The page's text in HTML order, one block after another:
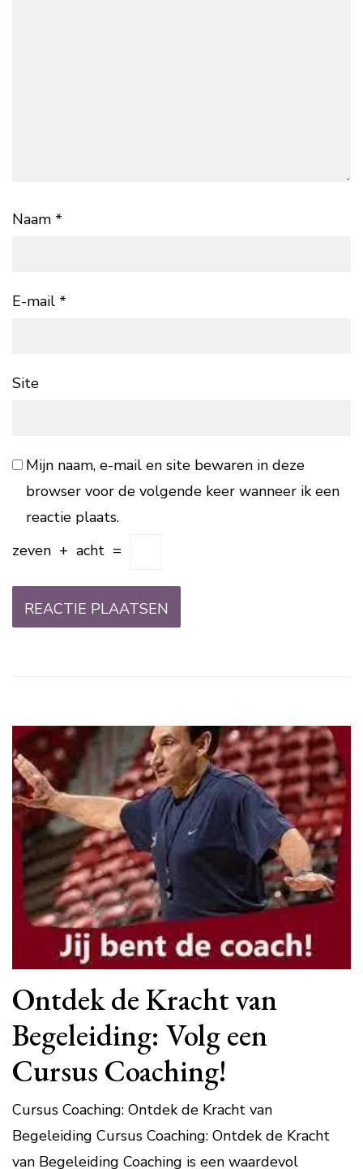
Naam *
E-mail *
Site
Mijn naam, e-mail en site bewaren in deze
browser voor de volgende keer wanneer ik een
reactie plaats.
zeven + acht =
Ontdek de Kracht van
Begeleiding: Volg een
Cursus Coaching!
Cursus Coaching: Ontdek de Kracht van
Begeleiding Cursus Coaching: Ontdek de Kracht
van Begeleiding Coaching is een waardevol